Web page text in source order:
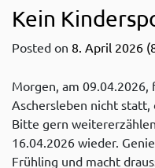
Kein
Posted on 8. April 2026
Morgen, am
Aschersleben nicht
Bitte gern
16.04.2026 wieder.
Frühling und macht